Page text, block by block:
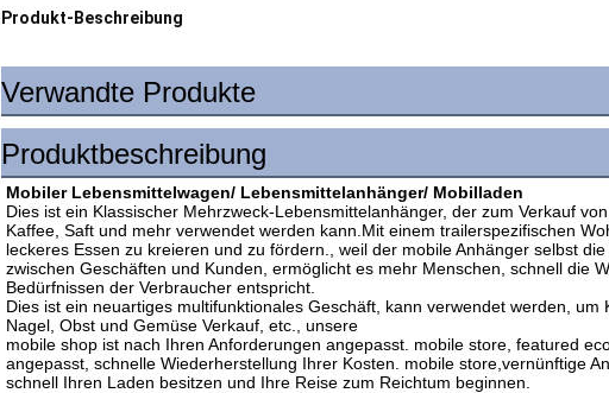
Produkt-Beschreibung
Verwandte Produkte
Produktbeschreibung
Mobiler Lebensmittelwagen/ Lebensmittelanhänger/ Mobilladen
Dies ist ein Klassischer Mehrzweck-Lebensmittelanhänger, der zum Verkauf
Kaffee, Saft und mehr verwendet werden kann.Mit einem trailerspezifischen
leckeres Essen zu kreieren und zu fördern., weil der mobile Anhänger selbst
zwischen Geschäften und Kunden, ermöglicht es mehr Menschen, schnell die
Bedürfnissen der Verbraucher entspricht.
Dies ist ein neuartiges multifunktionales Geschäft, kann verwendet werden,
Nagel, Obst und Gemüse Verkauf, etc., unsere
mobile shop ist nach Ihren Anforderungen angepasst. mobile store, featured
angepasst, schnelle Wiederherstellung Ihrer Kosten. mobile store,vernünftige
schnell Ihren Laden besitzen und Ihre Reise zum Reichtum beginnen.